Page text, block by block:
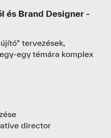
és Brand Designer -
tervezések,
egy témára komplex
director